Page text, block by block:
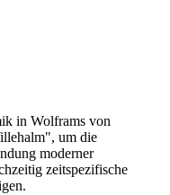
in Wolframs von
um die
moderner
zeitspezifische